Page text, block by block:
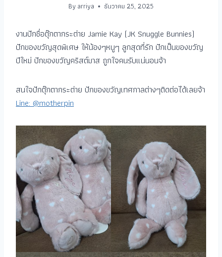
Byarriya ธันวาคม 25, 2025
งานปักชื่อตุ๊กตากระต่าย Jamie Kay (JK Snuggle Bunnies)
ปักของขวัญสุดพิเศษ ให้น้องๆหนูๆ ลูกสุดที่รัก ปักเป็นของขวัญ
ปีใหม่ ปักของขวัญคริสต์มาส ถูกใจคนรับแน่นอนจ้า
สนใจปักตุ๊กตากระต่าย ปักของขวัญเทศกาลต่างๆติดต่อได้เลยจ้า
Line: @motherpin